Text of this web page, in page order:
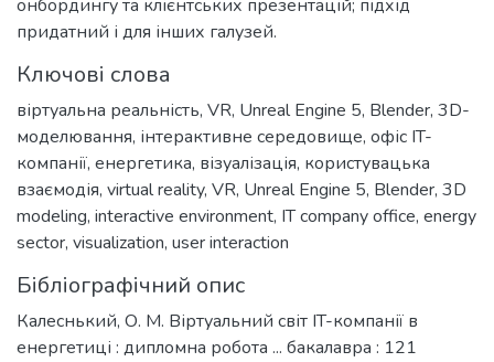
онбордингу та клієнтських презентацій; підхід
придатний і для інших галузей.
Ключові слова
віртуальна реальність, VR, Unreal Engine 5, Blender, 3D-
моделювання, інтерактивне середовище, офіс IT-
компанії, енергетика, візуалізація, користувацька
взаємодія, virtual reality, VR, Unreal Engine 5, Blender, 3D
modeling, interactive environment, IT company office, energy
sector, visualization, user interaction
Бібліографічний опис
Калеснький, О. М. Віртуальний світ IT-компанії в
енергетиці : дипломна робота ... бакалавра : 121